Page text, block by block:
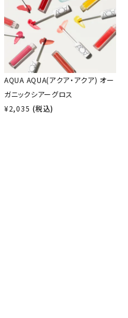
AQUA AQUA(アクア・アクア) オー
ガニックシアーグロス
¥2,035 (税込)